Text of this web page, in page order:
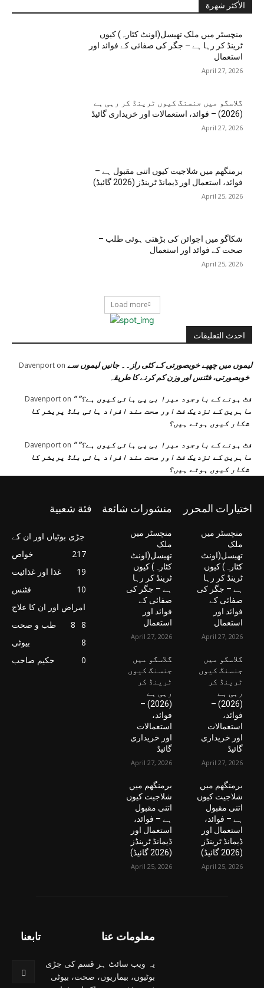
الأكثر شهرة
منچسٹر میں ملک تھیسل(اونٹ کٹارہ) کیوں
ٹرینڈ کر رہا ہے – جگر کی صفائی کے فوائد اور
استعمال
April 27, 2026
گلاسگو میں جنسنگ کیوں ٹرینڈ کر رہی ہے
(2026) – فوائد، استعمالات اور خریداری گائیڈ
April 27, 2026
برمنگھم میں شلاجیت کیوں اتنی مقبول ہے –
فوائد، استعمال اور ڈیمانڈ ٹرینڈز (2026 گائیڈ)
April 25, 2026
شکاگو میں اجوائن کی بڑھتی ہوئی طلب –
صحت کے فوائد اور استعمال
April 25, 2026
Load more
احدث التعليقات
Davenport on لیموں میں چھپے خوبصورتی کے کئی راز۔۔ جانیں لیموں سے
خوبصورتی، فٹنس اور وزن کم کرنے کا طریقہ
Davenport on ” فٹ ہونے کے باوجود میرا بی پی ہائی کیوں ہے؟”
ماہرین کے نزدیک فٹ اور صحت مند افراد ہائی بلڈ پریشر کا
شکار کیوں ہوتے ہیں؟
Davenport on ” فٹ ہونے کے باوجود میرا بی پی ہائی کیوں ہے؟”
ماہرین کے نزدیک فٹ اور صحت مند افراد ہائی بلڈ پریشر کا
شکار کیوں ہوتے ہیں؟
اختيارات المحرر
منچسٹر میں
ملک
تھیسل(اونٹ
کٹارہ) کیوں
ٹرینڈ کر رہا
ہے – جگر کی
صفائی کے
فوائد اور
استعمال
April 27, 2026
گلاسگو میں
جنسنگ کیوں
ٹرینڈ کر
رہی ہے
(2026) –
فوائد،
استعمالات
اور خریداری
گائیڈ
April 27, 2026
برمنگھم میں
شلاجیت کیوں
اتنی مقبول
ہے – فوائد،
استعمال اور
ڈیمانڈ ٹرینڈز
(2026 گائیڈ)
April 25, 2026
منشورات شائعة
منچسٹر میں
ملک
تھیسل(اونٹ
کٹارہ) کیوں
ٹرینڈ کر رہا
ہے – جگر کی
صفائی کے
فوائد اور
استعمال
April 27, 2026
گلاسگو میں
جنسنگ کیوں
ٹرینڈ کر
رہی ہے
(2026) –
فوائد،
استعمالات
اور خریداری
گائیڈ
April 27, 2026
برمنگھم میں
شلاجیت کیوں
اتنی مقبول
ہے – فوائد،
استعمال اور
ڈیمانڈ ٹرینڈز
(2026 گائیڈ)
April 25, 2026
فئة شعبية
جڑی بوٹیاں اور ان کے
خواص
217
غذا اور غذائیت
19
فٹنس
10
امراض اور ان کا علاج
8
طب و صحت
8
بیوٹی
8
حکیم صاحب
0
معلومات عنا
یہ ویب سائٹ ہر قسم کی جڑی
بوٹیوں، بیماریوں، صحت، بیوٹی
تابعنا